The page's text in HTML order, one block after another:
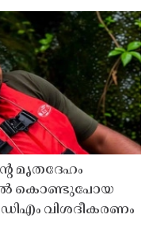
മൃതദേഹം
കൊണ്ടുപോയ
വിശദീകരണം